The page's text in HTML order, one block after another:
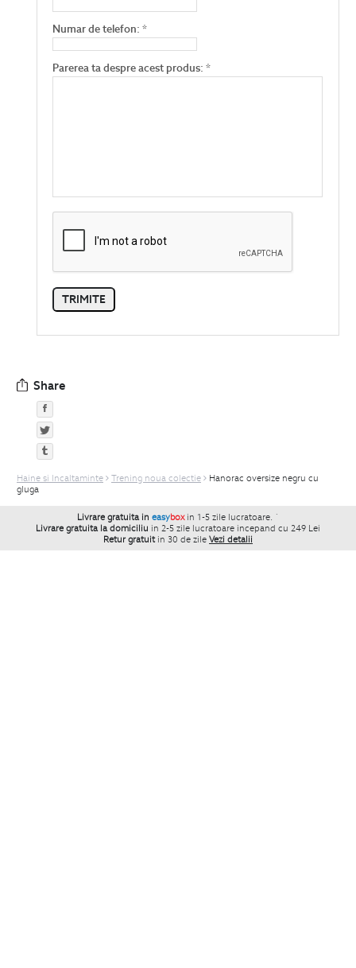
Numar de telefon: *
Parerea ta despre acest produs: *
Share
Haine si Incaltaminte Trening noua colectie
Hanorac oversize negru cu
gluga
Livrare gratuita in easybox in 1-5 zile lucratoare. `
Livrare gratuita la domiciliu in 2-5 zile lucratoare incepand cu 249 Lei
Retur gratuit in 30 de zile Vezi detalii